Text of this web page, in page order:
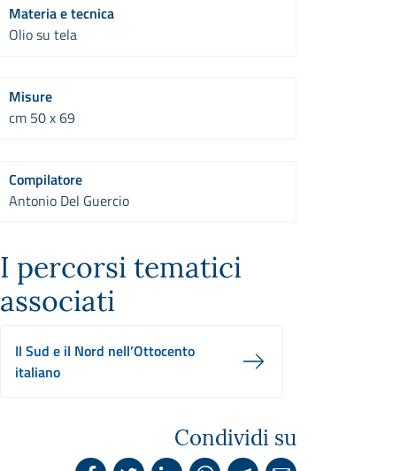
Materia e tecnica
Olio su tela
Misure
cm 50 x 69
Compilatore
Antonio Del Guercio
I percorsi tematici
associati
Il Sud e il Nord nell’Ottocento
italiano
Condividi su